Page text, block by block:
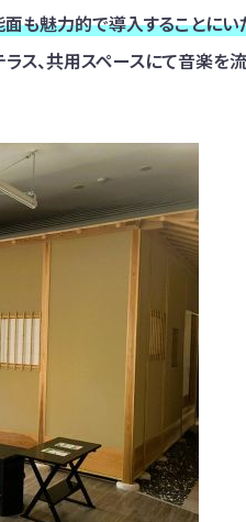
も魅力的で導入することにい
ス、共用スペースにて音楽を流